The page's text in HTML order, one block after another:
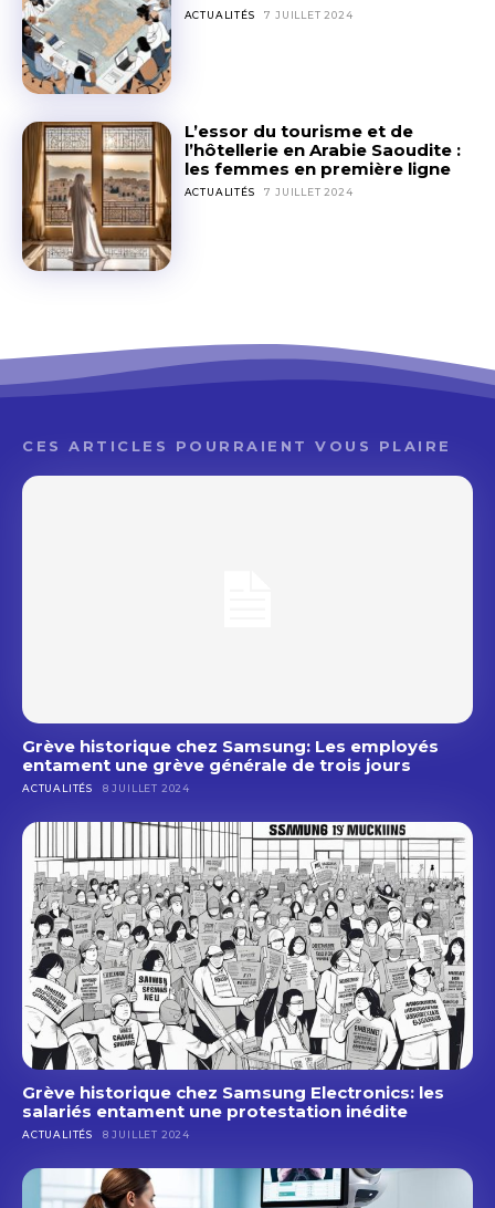
ACTUALITÉS 7 JUILLET 2024
L’essor du tourisme et de
l’hôtellerie en Arabie Saoudite :
les femmes en première ligne
ACTUALITÉS 7 JUILLET 2024
CES ARTICLES POURRAIENT VOUS PLAIRE
Grève historique chez Samsung: Les employés
entament une grève générale de trois jours
ACTUALITÉS 8 JUILLET 2024
Grève historique chez Samsung Electronics: les
salariés entament une protestation inédite
ACTUALITÉS 8 JUILLET 2024